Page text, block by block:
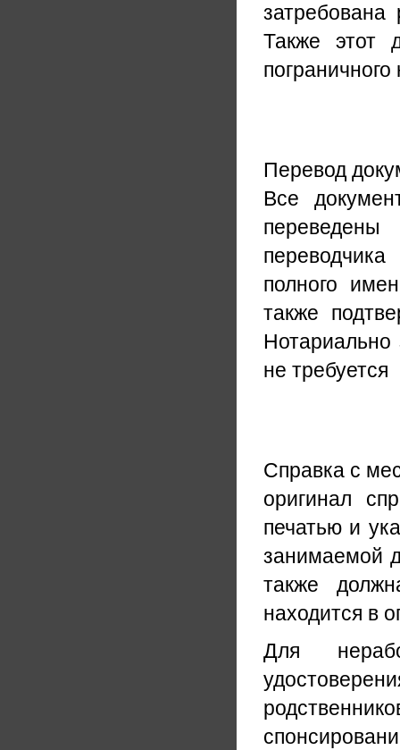
затребована
Также этот
Перевод
Все
полного
также
Нотариально
не требуется
Справка с
оригинал
печатью и
занимаемой
также
находится в
Для